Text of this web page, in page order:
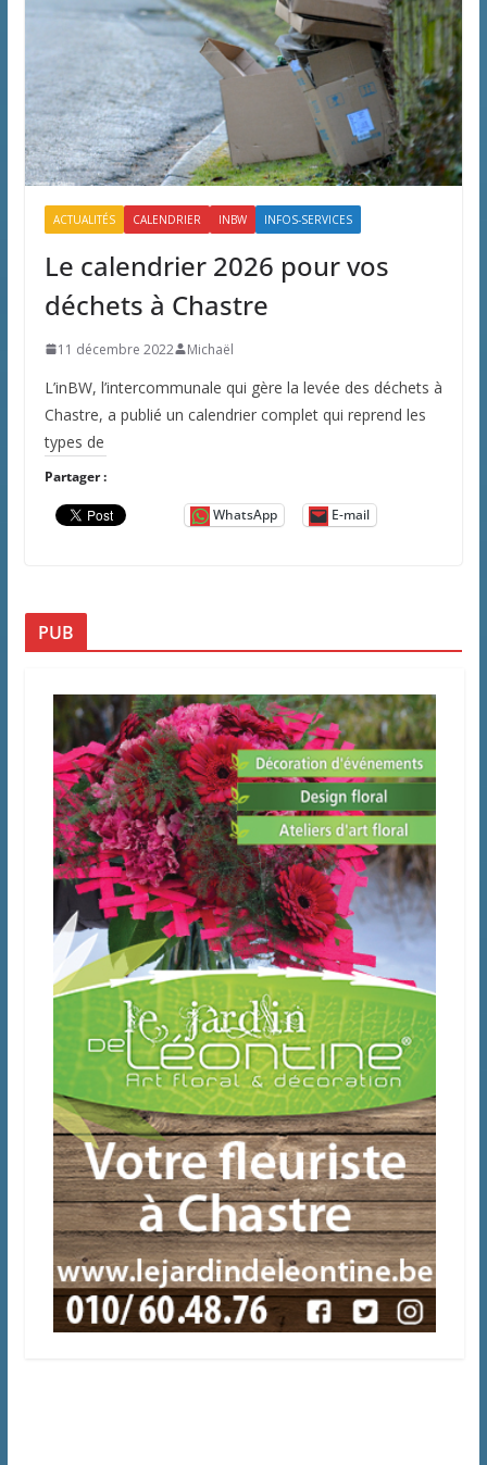
ACTUALITÉS CALENDRIER INBW INFOS-SERVICES
Le calendrier 2026 pour vos
déchets à Chastre
11 décembre 2022 Michaël
L’inBW, l’intercommunale qui gère la levée des déchets à
Chastre, a publié un calendrier complet qui reprend les
types de
Partager :
WhatsApp E-mail
PUB